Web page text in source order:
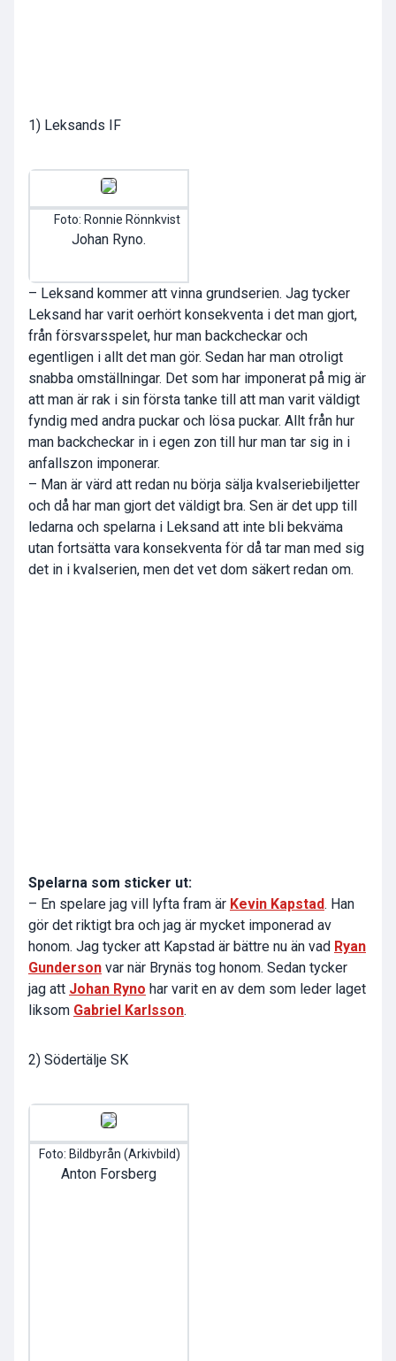
1) Leksands IF
Foto: Ronnie Rönnkvist
Johan Ryno.
– Leksand kommer att vinna grundserien. Jag tycker
Leksand har varit oerhört konsekventa i det man gjort,
från försvarsspelet, hur man backcheckar och
egentligen i allt det man gör. Sedan har man otroligt
snabba omställningar. Det som har imponerat på mig är
att man är rak i sin första tanke till att man varit väldigt
fyndig med andra puckar och lösa puckar. Allt från hur
man backcheckar in i egen zon till hur man tar sig in i
anfallszon imponerar.
– Man är värd att redan nu börja sälja kvalseriebiljetter
och då har man gjort det väldigt bra. Sen är det upp till
ledarna och spelarna i Leksand att inte bli bekväma
utan fortsätta vara konsekventa för då tar man med sig
det in i kvalserien, men det vet dom säkert redan om.
Spelarna som sticker ut:
– En spelare jag vill lyfta fram är Kevin Kapstad. Han
gör det riktigt bra och jag är mycket imponerad av
honom. Jag tycker att Kapstad är bättre nu än vad Ryan
Gunderson var när Brynäs tog honom. Sedan tycker
jag att Johan Ryno har varit en av dem som leder laget
liksom Gabriel Karlsson.
2) Södertälje SK
Foto: Bildbyrån (Arkivbild)
Anton Forsberg